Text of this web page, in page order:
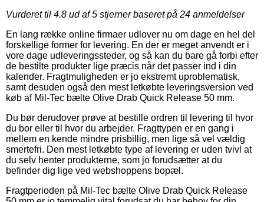
Vurderet til 4.8 ud af 5 stjerner baseret på 24 anmeldelser
En lang række online firmaer udlover nu om dage en hel del
forskellige former for levering. En der er meget anvendt er i
vore dage udleveringssteder, og så kan du bare gå forbi efter
de bestilte produkter lige præcis når det passer ind i din
kalender. Fragtmuligheden er jo ekstremt uproblematisk,
samt desuden også den mest letkøbte leveringsversion ved
køb af Mil-Tec bælte Olive Drab Quick Release 50 mm.
Du bør derudover prøve at bestille ordren til levering til hvor
du bor eller til hvor du arbejder. Fragttypen er en gang i
mellem en kende mindre prisbillig, men lige så vel vældig
smertefri. Den mest letkøbte type af levering er uden tvivl at
du selv henter produkterne, som jo forudsætter at du
befinder dig lige ved webshoppens bopæl.
Fragtperioden på Mil-Tec bælte Olive Drab Quick Release